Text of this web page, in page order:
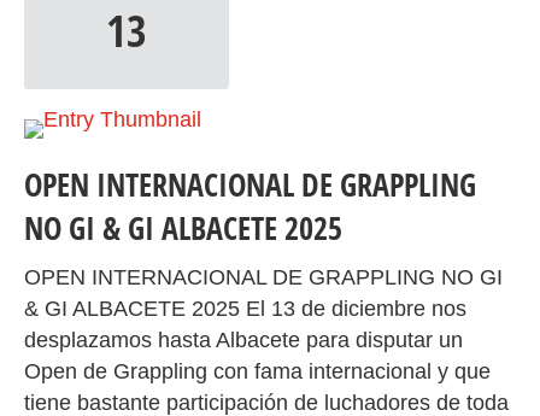
13
OPEN INTERNACIONAL DE GRAPPLING
NO GI & GI ALBACETE 2025
OPEN INTERNACIONAL DE GRAPPLING NO GI
& GI ALBACETE 2025 El 13 de diciembre nos
desplazamos hasta Albacete para disputar un
Open de Grappling con fama internacional y que
tiene bastante participación de luchadores de toda